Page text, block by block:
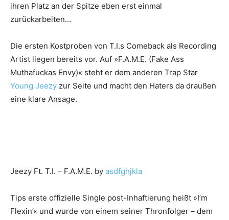
ihren Platz an der Spitze eben erst einmal
zurückarbeiten…
Die ersten Kostproben von T.I.s Comeback als Recording
Artist liegen bereits vor. Auf »F.A.M.E. (Fake Ass
Muthafuckas Envy)« steht er dem anderen Trap Star
Young Jeezy zur Seite und macht den Haters da draußen
eine klare Ansage.
Jeezy Ft. T.I. – F.A.M.E. by asdfghjkla
Tips erste offizielle Single post-Inhaftierung heißt »I’m
Flexin’« und wurde von einem seiner Thronfolger – dem